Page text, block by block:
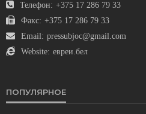
Телефон: +375 17 286 79 33
Факс: +375 17 286 79 33
Email: pressubjoc@gmail.com
Website: евреи.бел
ПОПУЛЯРНОЕ